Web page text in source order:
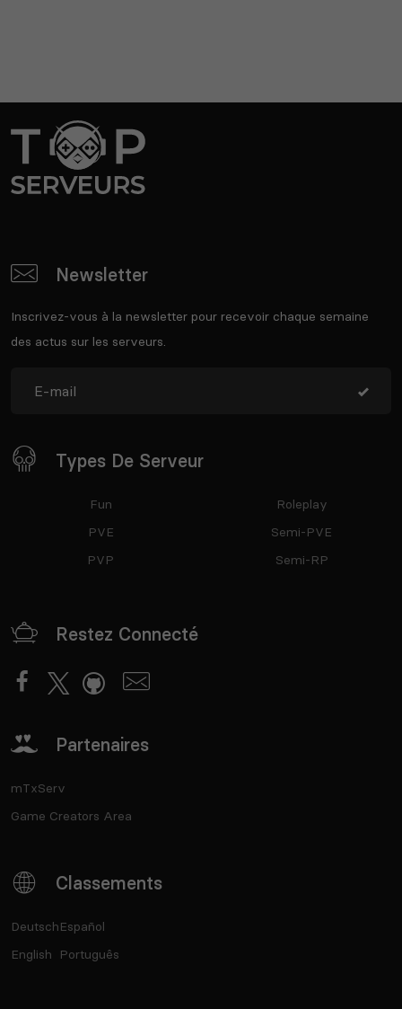
Newsletter
Inscrivez-vous à la newsletter pour recevoir chaque semaine
des actus sur les serveurs.
Types De Serveur
Fun
PVE
PVP
Roleplay
Semi-PVE
Semi-RP
Restez Connecté
Partenaires
mTxServ
Game Creators Area
Classements
Deutsch
English
Español
Português